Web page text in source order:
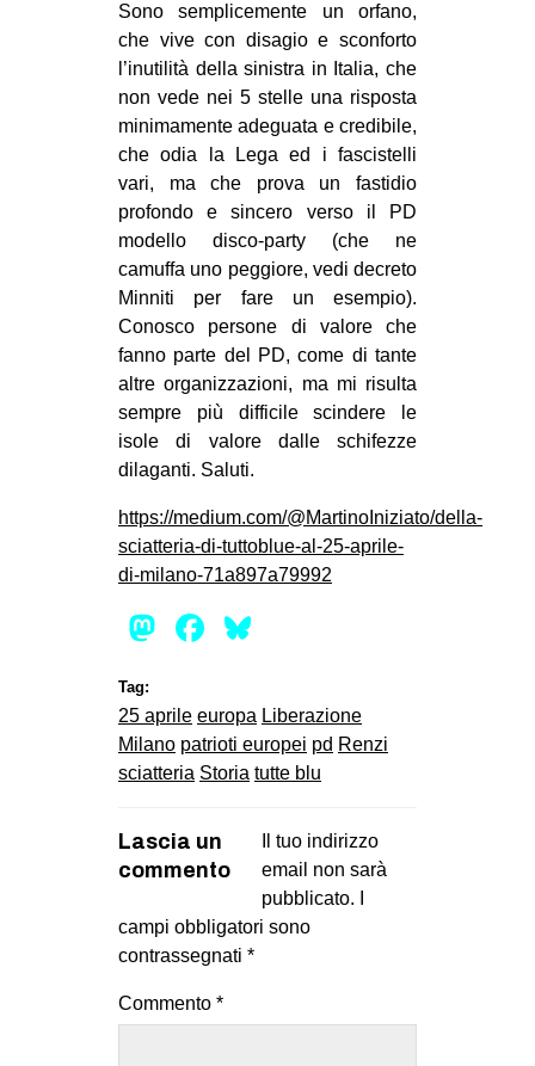
Sono semplicemente un orfano,
che vive con disagio e sconforto
l’inutilità della sinistra in Italia, che
non vede nei 5 stelle una risposta
minimamente adeguata e credibile,
che odia la Lega ed i fascistelli
vari, ma che prova un fastidio
profondo e sincero verso il PD
modello disco-party (che ne
camuffa uno peggiore, vedi decreto
Minniti per fare un esempio).
Conosco persone di valore che
fanno parte del PD, come di tante
altre organizzazioni, ma mi risulta
sempre più difficile scindere le
isole di valore dalle schifezze
dilaganti. Saluti.
https://medium.com/@MartinoIniziato/della-
sciatteria-di-tuttoblue-al-25-aprile-
di-milano-71a897a79992
Mastodon
Facebook
Tag:
25 aprile europa Liberazione
Milano patrioti europei pd Renzi
sciatteria Storia tutte blu
Lascia un
commento
Il tuo indirizzo
email non sarà
pubblicato.
campi obbligatori sono
contrassegnati *
Commento *